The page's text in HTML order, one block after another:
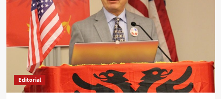
Editorial